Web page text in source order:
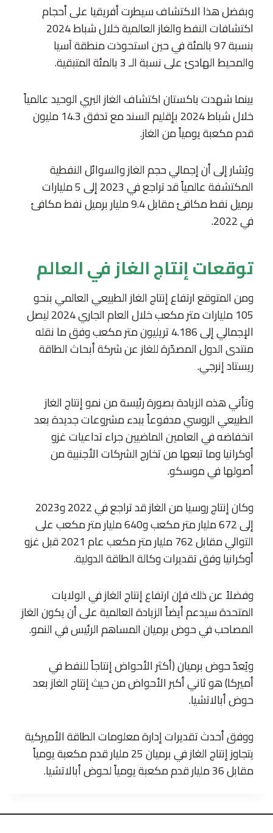
وبفضل هذا الاكتشاف سيطرت أفريقيا على أحجام
اكتشافات النفط والغاز العالمية خلال شباط 2024
بنسبة 97 بالمئة في حين استحوذت منطقة آسيا
والمحيط الهادئ على نسبة الـ 3 بالمئة المتبقية.
بينما شهدت باكستان اكتشاف الغاز البري الوحيد عالمياً
خلال شباط 2024 بإقليم السند مع تدفق 14.3 مليون
قدم مكعبة يومياً من الغاز.
ويُشار إلى أن إجمالي حجم الغاز والسوائل النفطية
المكتشفة عالمياً قد تراجع في 2023 إلى 5 مليارات
برميل نفط مكافئ مقابل 9.4 مليار برميل نفط مكافئ
في 2022.
توقعات إنتاج الغاز في العالم
ومن المتوقع ارتفاع إنتاج الغاز الطبيعي العالمي بنحو
105 مليارات متر مكعب خلال العام الجاري 2024 ليصل
الإجمالي إلى 4.186 تريليون متر مكعب وفق ما نقله
منتدى الدول المصدّرة للغاز عن شركة أبحاث الطاقة
ريستاد إنرجي.
وتأتي هذه الزيادة بصورة رئيسة من نمو إنتاج الغاز
الطبيعي الروسي مدفوعاً ببدء مشروعات جديدة بعد
انخفاضه في العامين الماضيين جراء تداعيات غزو
أوكرانيا وما تبعها من تخارج الشركات الأجنبية من
أصولها في موسكو.
وكان إنتاج روسيا من الغاز قد تراجع في 2022 و2023
إلى 672 مليار متر مكعب و640 مليار متر مكعب على
التوالي مقابل 762 مليار متر مكعب عام 2021 قبل غزو
أوكرانيا وفق تقديرات وكالة الطاقة الدولية.
وفضلاً عن ذلك فإن ارتفاع إنتاج الغاز في الولايات
المتحدة سيدعم أيضاً الزيادة العالمية على أن يكون الغاز
المصاحب في حوض برميان المساهم الرئيس في النمو.
ويُعدّ حوض برميان (أكثر الأحواض إنتاجاً للنفط في
أميركا) هو ثاني أكبر الأحواض من حيث إنتاج الغاز بعد
حوض أبالاتشيا.
ووفق أحدث تقديرات إدارة معلومات الطاقة الأميركية
يتجاوز إنتاج الغاز في برميان 25 مليار قدم مكعبة يومياً
مقابل 36 مليار قدم مكعبة يومياً لحوض أبالاتشيا.